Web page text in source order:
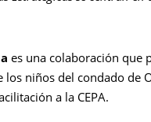
es una colaboración que
los niños del condado de
a la CEPA.